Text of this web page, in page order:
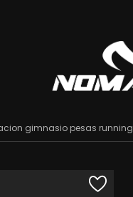
gimnasio pesas running